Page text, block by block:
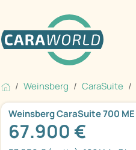
Weinsberg CaraSuite
Weinsberg CaraSuite 700 ME
67.900 €